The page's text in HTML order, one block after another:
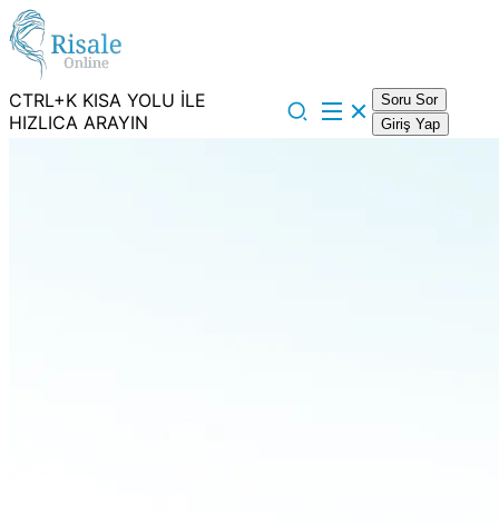
CTRL+K KISA YOLU İLE
HIZLICA ARAYIN
Soru Sor
Giriş Yap